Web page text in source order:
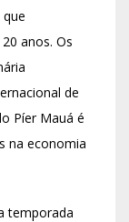
anos. Os
de
Píer Mauá é
na economia
temporada